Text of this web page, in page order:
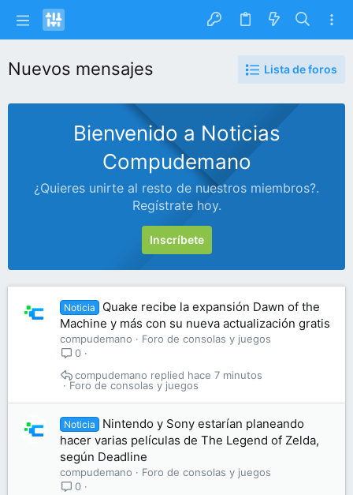
Nuevos mensajes Lista de foros
Bienvenido a Noticias
Compudemano
¿Quieres unirte al resto de nuestros miembros?.
Regístrate hoy.
Inscríbete
Noticia
Quake recibe la expansión Dawn of the
Machine y más con su nueva actualización gratis
compudemano
Foro de consolas y juegos
0
Foro de consolas y juegos
hace 7 minutos
compudemano
Noticia
Nintendo y Sony estarían planeando
hacer varias películas de The Legend of Zelda,
según Deadline
compudemano
Foro de consolas y juegos
0